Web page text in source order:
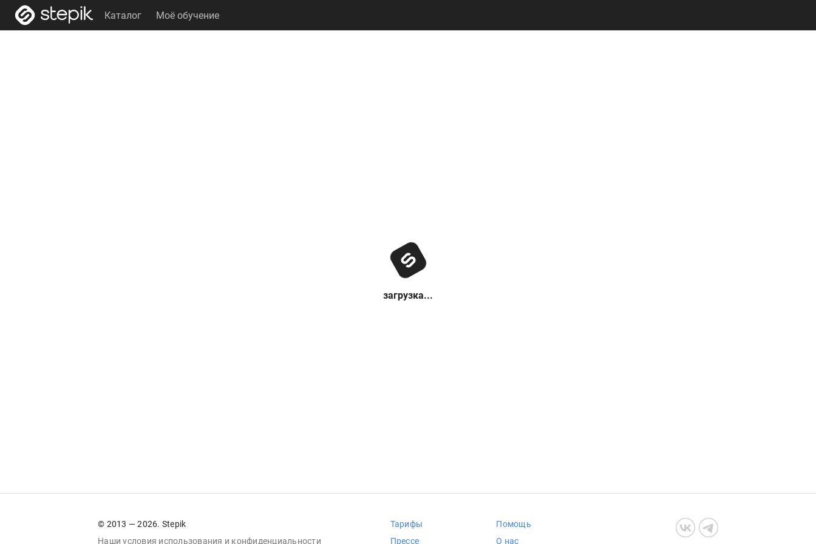
Каталог Моё обучение
загрузка...
© 2013 — 2026. Stepik
Наши условия использования и конфиденциальности
Тарифы
Прессе
Помощь
О нас